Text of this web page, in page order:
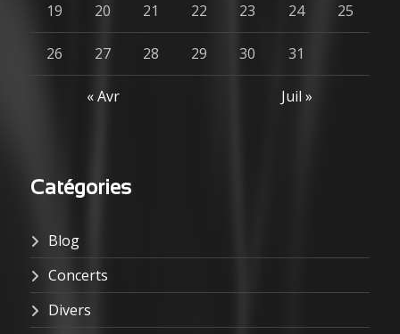
« Avr Juil »
19 20 21 22 23 24 25
26 27 28 29 30 31
Catégories
Blog
Concerts
Divers